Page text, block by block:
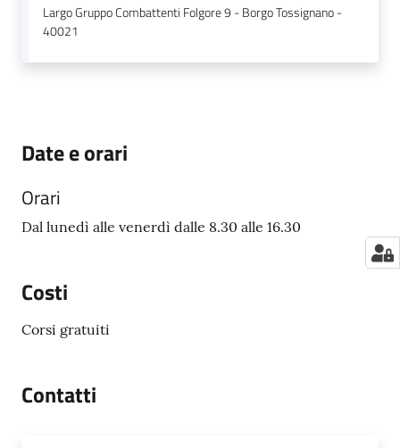
Largo Gruppo Combattenti Folgore 9 - Borgo Tossignano -
40021
Date e orari
Orari
Dal lunedì alle venerdì dalle 8.30 alle 16.30
Costi
Corsi gratuiti
Contatti